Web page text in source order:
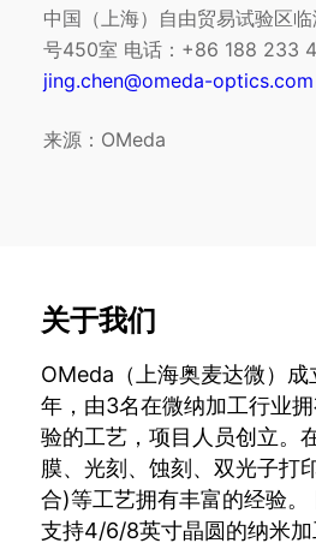
中国（上海）自由贸易试验区
号450室 电话：+86 188 233
jing.chen@omeda-optics.com
来源：OMeda
关于我们
OMeda（上海奥麦达微）成
年，由3名在微纳加工行业
验的工艺，项目人员创立。
膜、光刻、蚀刻、双光子打
合)等工艺拥有丰富的经验。
支持4/6/8英寸晶圆的纳米